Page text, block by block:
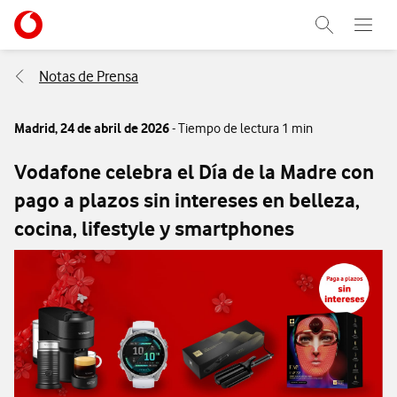
Ir a la pagina principal de vodafone.es
Abrir
Menu
Abre
Notas de Prensa
Madrid,24 de abril de 2026- Tiempo de lectura 1 min
Vodafone celebra el Día de la Madre con
pago a plazos sin intereses en belleza,
cocina, lifestyle y smartphones